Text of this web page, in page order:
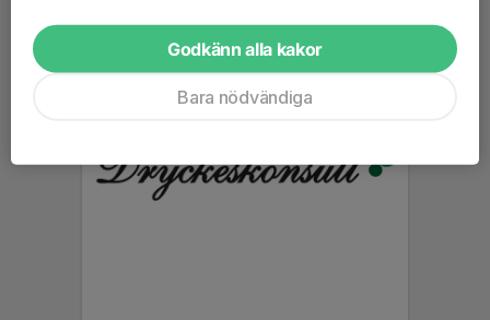
Godkänn alla kakor
Bara nödvändiga